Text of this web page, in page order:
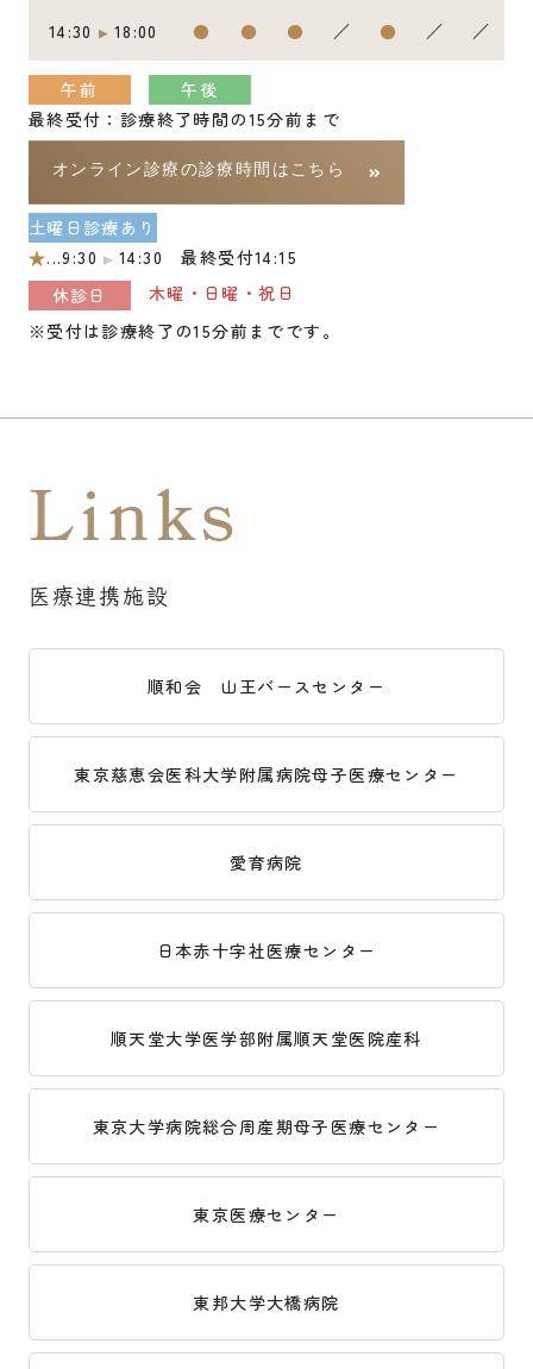
14:30 18:00 ● ● ● ／ ● ／ ／
午前
午後
最終受付：診療終了時間の15分前まで
オンライン診療の診療時間はこちら
土曜日診療あり
★...9:30
14:30 最終受付14:15
休診日
木曜・日曜・祝日
※受付は診療終了の15分前までです。
Links
医療連携施設
順和会 山王バースセンター
東京慈恵会医科大学附属病院母子医療センター
愛育病院
日本赤十字社医療センター
順天堂大学医学部附属順天堂医院産科
東京大学病院総合周産期母子医療センター
東京医療センター
東邦大学大橋病院